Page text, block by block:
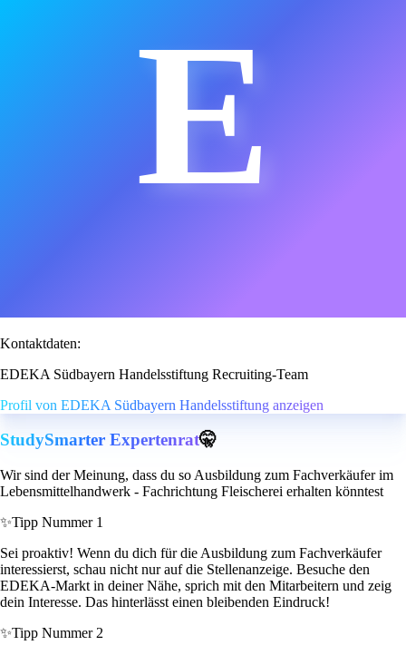
E
Kontaktdaten:
EDEKA Südbayern Handelsstiftung Recruiting-Team
Profil von EDEKA Südbayern Handelsstiftung anzeigen
StudySmarter Expertenrat🤫
Wir sind der Meinung, dass du so Ausbildung zum Fachverkäufer im
Lebensmittelhandwerk - Fachrichtung Fleischerei erhalten könntest
✨Tipp Nummer 1
Sei proaktiv! Wenn du dich für die Ausbildung zum Fachverkäufer
interessierst, schau nicht nur auf die Stellenanzeige. Besuche den
EDEKA-Markt in deiner Nähe, sprich mit den Mitarbeitern und zeig
dein Interesse. Das hinterlässt einen bleibenden Eindruck!
✨Tipp Nummer 2